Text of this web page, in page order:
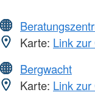
Karte: Link
Bergwacht
Karte: Link